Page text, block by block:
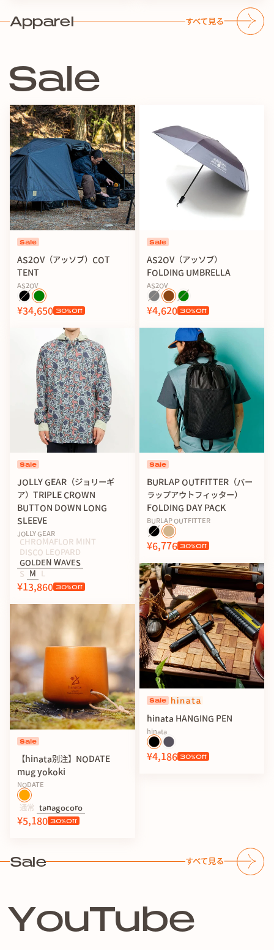
Apparel すべて見る
Sale
Sale
AS2OV（アッソブ）COT
TENT
AS2OV
¥34,650 30%Off
Sale
JOLLY GEAR（ジョリーギ
ア）TRIPLE CROWN
BUTTON DOWN LONG
SLEEVE
JOLLY GEAR
CHROMAFLOR MINT
DISCO LEOPARD
GOLDEN WAVES
S
M
¥13,860 30%Off
Sale
【hinata別注】NODATE
mug yokoki
NODATE
通常 tanagocoro
¥5,180 30%Off
Sale
AS2OV（アッソブ）
FOLDING UMBRELLA
AS2OV
¥4,620 30%Off
Sale
BURLAP OUTFITTER（バー
ラップアウトフィッター）
FOLDING DAY PACK
BURLAP OUTFITTER
¥6,776 30%Off
Sale
hinata HANGING PEN
hinata
¥4,186 30%Off
Sale すべて見る
YouTube